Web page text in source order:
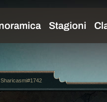
Sharicasmi#1742